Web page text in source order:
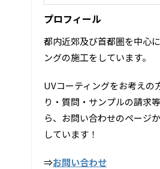
プロフィール
都内近郊及び首都圏を中心
ングの施工をしています。
UVコーティングをお考えの
り・質問・サンプルの請求
ら、お問い合わせのページ
しています！
⇒お問い合わせ